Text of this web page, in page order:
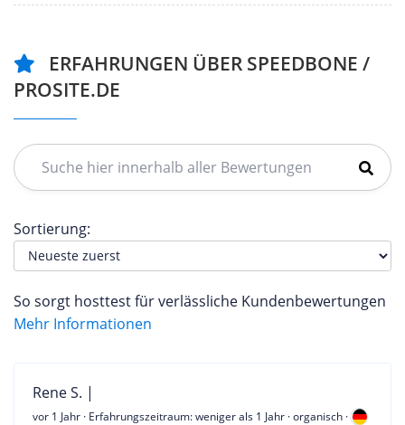
ERFAHRUNGEN ÜBER SPEEDBONE /
PROSITE.DE
Sortierung:
So sorgt hosttest für verlässliche Kundenbewertungen
Mehr Informationen
Rene S. |
vor 1 Jahr · Erfahrungszeitraum: weniger als 1 Jahr · organisch ·